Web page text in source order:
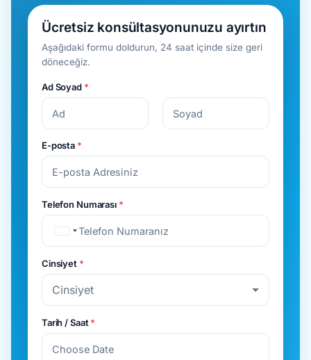
Ücretsiz konsültasyonunuzu ayırtın
Aşağıdaki formu doldurun, 24 saat içinde size geri
döneceğiz.
Ad Soyad *
E-posta *
Telefon Numarası *
i
t
d
S
Cinsiyet *
Cinsiyet
Tarih / Saat*